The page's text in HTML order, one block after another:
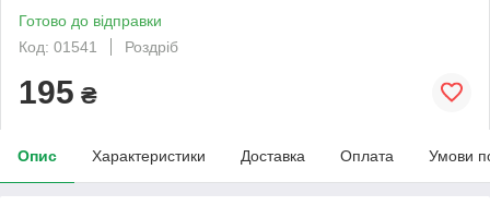
Готово до відправки
Код: 01541
Роздріб
195 ₴
Опис Характеристики Доставка Оплата Умови